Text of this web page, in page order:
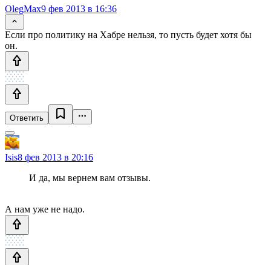
OlegMax9 фев 2013 в 16:36
Если про политику на Хабре нельзя, то пусть будет хотя бы
он.
Ответить
Isis8 фев 2013 в 20:16
И да, мы вернем вам отзывы.
А нам уже не надо.